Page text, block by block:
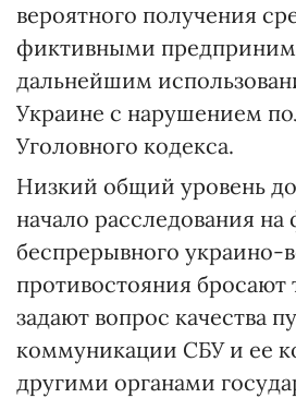
вероятного получения
фиктивными
дальнейшим
Украине с нарушением
Уголовного кодекса.
Низкий общий уровень
начало расследования на
беспрерывного украино-
противостояния бросают
задают вопрос качества
коммуникации СБУ и ее
другими органами